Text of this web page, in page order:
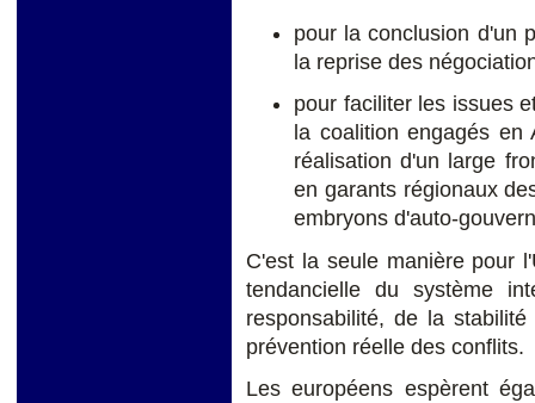
pour la conclusion d'un
la reprise des
pour faciliter les issues
la coalition engagés
réalisation d'un large
en garants régionaux
embryons d'auto-
C'est la seule manière pour
tendancielle du système
responsabilité, de la
prévention réelle des conflits.
Les européens espèrent